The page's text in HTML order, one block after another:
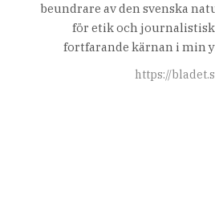
beundrare av den svenska
för etik och
fortfarande kärnan i min
https://